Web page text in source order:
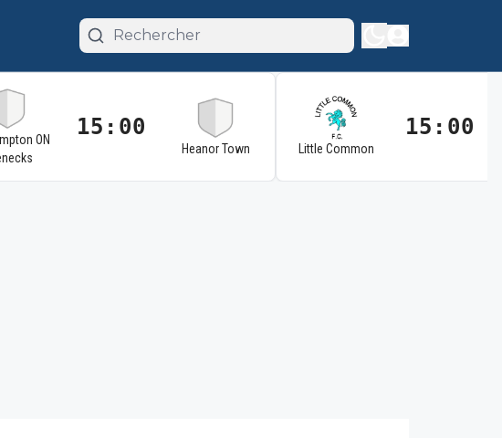
ON
15:00
Heanor Town Little Common
15:00